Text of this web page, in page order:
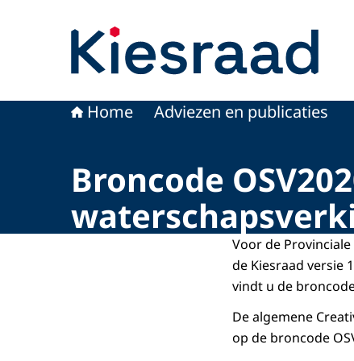
Home Adviezen en publicaties
Broncode
Voor de
de Kiesraad versie
vindt u de
De algemene
op de broncode